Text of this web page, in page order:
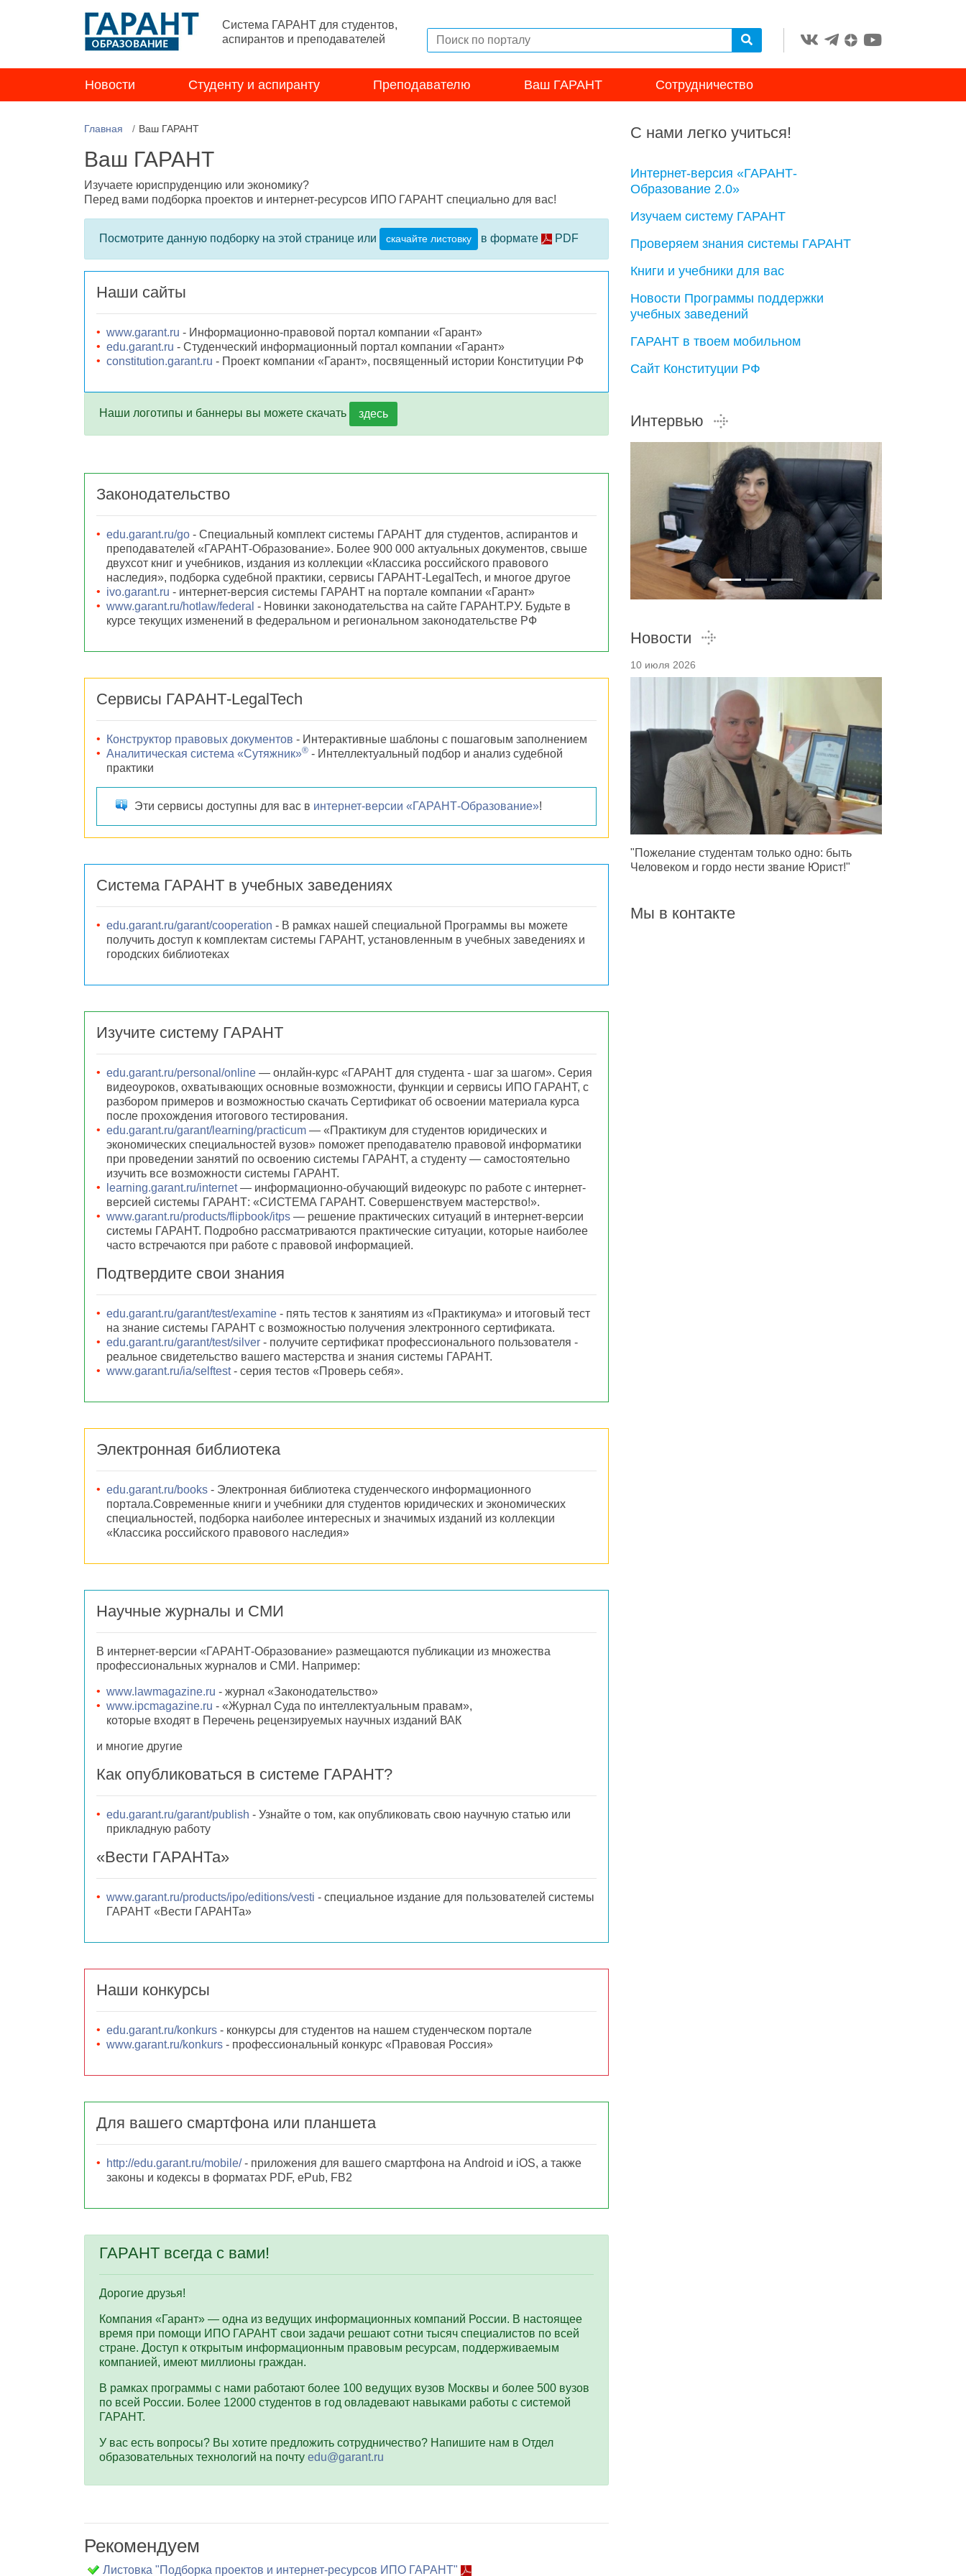
Система ГАРАНТ для студентов,
аспирантов и преподавателей
Новости Студенту и аспиранту Преподавателю Ваш ГАРАНТ Сотрудничество
Главная Ваш ГАРАНТ
Ваш ГАРАНТ
Изучаете юриспруденцию или экономику?
Перед вами подборка проектов и интернет-ресурсов ИПО ГАРАНТ специально для вас!
Посмотрите данную подборку на этой странице или скачайте листовку в формате PDF
Наши сайты
www.garant.ru - Информационно-правовой портал компании «Гарант»
edu.garant.ru - Студенческий информационный портал компании «Гарант»
constitution.garant.ru - Проект компании «Гарант», посвященный истории Конституции РФ
Наши логотипы и баннеры вы можете скачать здесь
Законодательство
edu.garant.ru/go - Специальный комплект системы ГАРАНТ для студентов, аспирантов и
преподавателей «ГАРАНТ-Образование». Более 900 000 актуальных документов, свыше
двухсот книг и учебников, издания из коллекции «Классика российского правового
наследия», подборка судебной практики, сервисы ГАРАНТ-LegalTech, и многое другое
ivo.garant.ru - интернет-версия системы ГАРАНТ на портале компании «Гарант»
www.garant.ru/hotlaw/federal - Новинки законодательства на сайте ГАРАНТ.РУ. Будьте в
курсе текущих изменений в федеральном и региональном законодательстве РФ
Сервисы ГАРАНТ-LegalTech
Конструктор правовых документов - Интерактивные шаблоны с пошаговым заполнением
Аналитическая система «Сутяжник»® - Интеллектуальный подбор и анализ судебной
практики
Эти сервисы доступны для вас в интернет-версии «ГАРАНТ-Образование»!
Система ГАРАНТ в учебных заведениях
edu.garant.ru/garant/cooperation - В рамках нашей специальной Программы вы можете
получить доступ к комплектам системы ГАРАНТ, установленным в учебных заведениях и
городских библиотеках
Изучите систему ГАРАНТ
edu.garant.ru/personal/online — онлайн-курс «ГАРАНТ для студента - шаг за шагом». Серия
видеоуроков, охватывающих основные возможности, функции и сервисы ИПО ГАРАНТ, с
разбором примеров и возможностью скачать Сертификат об освоении материала курса
после прохождения итогового тестирования.
edu.garant.ru/garant/learning/practicum — «Практикум для студентов юридических и
экономических специальностей вузов» поможет преподавателю правовой информатики
при проведении занятий по освоению системы ГАРАНТ, а студенту — самостоятельно
изучить все возможности системы ГАРАНТ.
learning.garant.ru/internet— информационно-обучающий видеокурс по работе с интернет-
версией системы ГАРАНТ: «СИСТЕМА ГАРАНТ. Совершенствуем мастерство!».
www.garant.ru/products/flipbook/itps — решение практических ситуаций в интернет-версии
системы ГАРАНТ. Подробно рассматриваются практические ситуации, которые наиболее
часто встречаются при работе с правовой информацией.
Подтвердите свои знания
edu.garant.ru/garant/test/examine - пять тестов к занятиям из «Практикума» и итоговый тест
на знание системы ГАРАНТ с возможностью получения электронного сертификата.
edu.garant.ru/garant/test/silver - получите сертификат профессионального пользователя -
реальное свидетельство вашего мастерства и знания системы ГАРАНТ.
www.garant.ru/ia/selftest- серия тестов «Проверь себя».
Электронная библиотека
edu.garant.ru/books - Электронная библиотека студенческого информационного
портала.Современные книги и учебники для студентов юридических и экономических
специальностей, подборка наиболее интересных и значимых изданий из коллекции
«Классика российского правового наследия»
Научные журналы и СМИ
В интернет-версии «ГАРАНТ-Образование» размещаются публикации из множества
профессиональных журналов и СМИ. Например:
www.lawmagazine.ru - журнал «Законодательство»
www.ipcmagazine.ru - «Журнал Суда по интеллектуальным правам»,
которые входят в Перечень рецензируемых научных изданий ВАК
и многие другие
Как опубликоваться в системе ГАРАНТ?
edu.garant.ru/garant/publish - Узнайте о том, как опубликовать свою научную статью или
прикладную работу
«Вести ГАРАНТа»
www.garant.ru/products/ipo/editions/vesti - специальное издание для пользователей системы
ГАРАНТ «Вести ГАРАНТа»
Наши конкурсы
edu.garant.ru/konkurs - конкурсы для студентов на нашем студенческом портале
www.garant.ru/konkurs - профессиональный конкурс «Правовая Россия»
Для вашего смартфона или планшета
http://edu.garant.ru/mobile/- приложения для вашего смартфона на Android и iOS, а также
законы и кодексы в форматах PDF, ePub, FB2
ГАРАНТ всегда с вами!
Дорогие друзья!
Компания «Гарант» — одна из ведущих информационных компаний России. В настоящее
время при помощи ИПО ГАРАНТ свои задачи решают сотни тысяч специалистов по всей
стране. Доступ к открытым информационным правовым ресурсам, поддерживаемым
компанией, имеют миллионы граждан.
В рамках программы с нами работают более 100 ведущих вузов Москвы и более 500 вузов
по всей России. Более 12000 студентов в год овладевают навыками работы с системой
ГАРАНТ.
У вас есть вопросы? Вы хотите предложить сотрудничество? Напишите нам в Отдел
образовательных технологий на почту edu@garant.ru
Рекомендуем
Листовка "Подборка проектов и интернет-ресурсов ИПО ГАРАНТ"
С нами легко учиться!
Интернет-версия «ГАРАНТ-
Образование 2.0»
Изучаем систему ГАРАНТ
Проверяем знания системы ГАРАНТ
Книги и учебники для вас
Новости Программы поддержки
учебных заведений
ГАРАНТ в твоем мобильном
Сайт Конституции РФ
Интервью
Новости
10 июля 2026
"Пожелание студентам только одно: быть
Человеком и гордо нести звание Юрист!"
Мы в контакте